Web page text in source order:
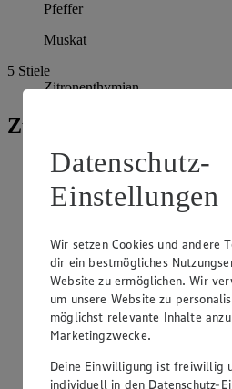
Pfeffer
Muskat
5 Stiele
Zitronenthymian
Zubereitung
Zwiebel pellen und in feine
Öl in einem hohen Topf
ablöschen und Milch zugeben.
bringen und mit Salz leicht
8 Minuten kochen.
In der Zwischenzeit den
in einer beschichteten Pfanne
Wenden auslassen und braten.
Parmesan fein reiben.
Datenschutz-
Einstellungen
Wir setzen Cookies und andere
dir ein bestmögliches
Website zu ermöglichen. Wir
um unsere Website zu
möglichst relevante Inhalte
Marketingzwecke.
Deine Einwilligung ist freiwillig
individuell in den Datenschutz-